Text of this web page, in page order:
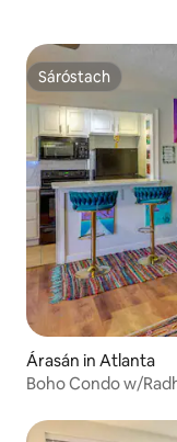
Sáróstach
Sáróstach
Árasán in Atlanta
Boho Condo w/